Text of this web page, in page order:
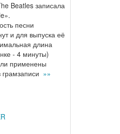
Beatles записала
песни
и для выпуска её
длина
- 4 минуты)
применены
»»